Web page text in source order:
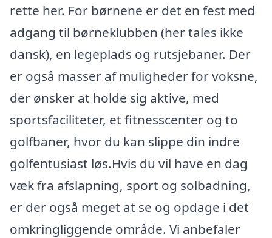
rette her. For børnene er det en fest med
adgang til børneklubben (her tales ikke
dansk), en legeplads og rutsjebaner. Der
er også masser af muligheder for voksne,
der ønsker at holde sig aktive, med
sportsfaciliteter, et fitnesscenter og to
golfbaner, hvor du kan slippe din indre
golfentusiast løs.Hvis du vil have en dag
væk fra afslapning, sport og solbadning,
er der også meget at se og opdage i det
omkringliggende område. Vi anbefaler